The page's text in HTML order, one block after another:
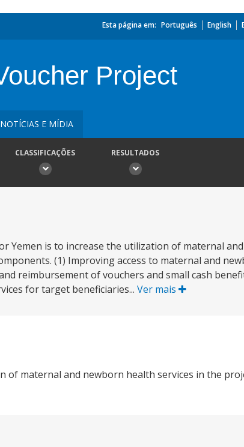
Esta página em: Português English
Project
NOTÍCIAS E MÍDIA
CLASSIFICAÇÕES RESULTADOS
Yemen is to increase the utilization of maternal
(1) Improving access to maternal and
reimbursement of vouchers and small cash
for target beneficiaries... Ver mais
of maternal and newborn health services in the